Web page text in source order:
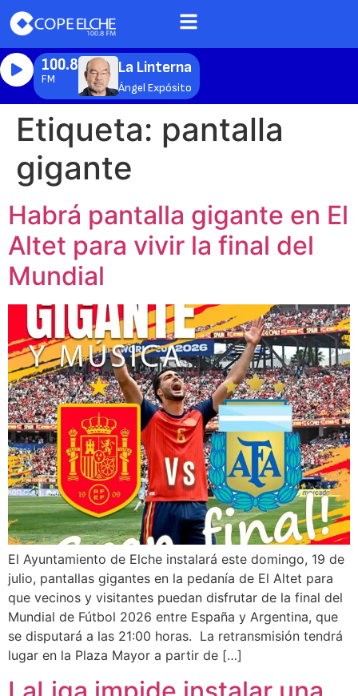
100.8
FM
La Linterna
Ángel Expósito
Etiqueta: pantalla
gigante
Habrá pantalla gigante en El
Altet para vivir la final del
Mundial
El Ayuntamiento de Elche instalará este domingo, 19 de
julio, pantallas gigantes en la pedanía de El Altet para
que vecinos y visitantes puedan disfrutar de la final del
Mundial de Fútbol 2026 entre España y Argentina, que
se disputará a las 21:00 horas. La retransmisión tendrá
lugar en la Plaza Mayor a partir de […]